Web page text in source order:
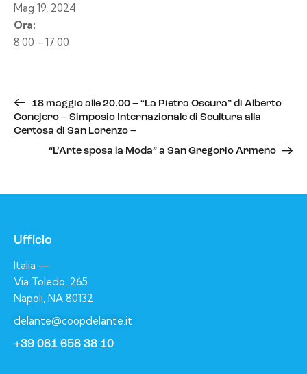
Mag 19, 2024
Ora:
8:00 - 17:00
18 maggio alle 20.00 – “La Pietra Oscura” di Alberto
Conejero – Simposio Internazionale di Scultura alla
Certosa di San Lorenzo –
“L’Arte sposa la Moda” a San Gregorio Armeno
Ufficio
Italia —
Via Toledo, 265
Napoli, NA 80132
delante@coopdelante.it
+39 081 658 38 10